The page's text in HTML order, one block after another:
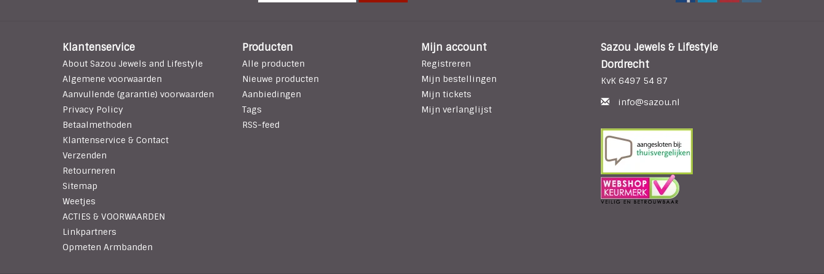
Klantenservice
About Sazou Jewels and Lifestyle
Algemene voorwaarden
Aanvullende (garantie) voorwaarden
Privacy Policy
Betaalmethoden
Klantenservice & Contact
Verzenden
Retourneren
Sitemap
Weetjes
ACTIES & VOORWAARDEN
Linkpartners
Opmeten Armbanden
Producten
Alle producten
Nieuwe producten
Aanbiedingen
Tags
RSS-feed
Mijn account
Registreren
Mijn bestellingen
Mijn tickets
Mijn verlanglijst
Sazou Jewels & Lifestyle
Dordrecht
KvK 6497 54 87
info@sazou.nl